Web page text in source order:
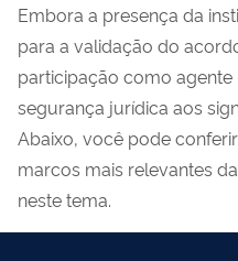
Embora a presença da
para a validação do
participação como
segurança jurídica aos
Abaixo, você pode
marcos mais relevantes
neste tema.